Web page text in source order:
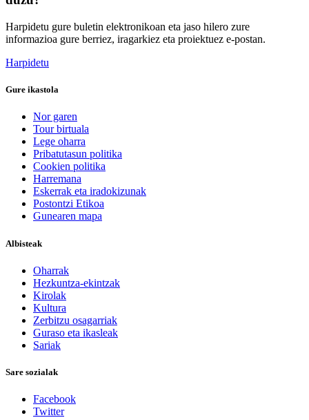
Harpidetu gure buletin elektronikoan eta jaso hilero zure
informazioa gure berriez, iragarkiez eta proiektuez e-postan.
Harpidetu
Gure ikastola
Nor garen
Tour birtuala
Lege oharra
Pribatutasun politika
Cookien politika
Harremana
Eskerrak eta iradokizunak
Postontzi Etikoa
Gunearen mapa
Albisteak
Oharrak
Hezkuntza-ekintzak
Kirolak
Kultura
Zerbitzu osagarriak
Guraso eta ikasleak
Sariak
Sare sozialak
Facebook
Twitter